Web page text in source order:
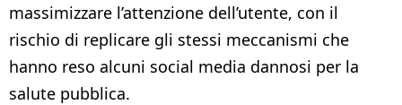
massimizzare l’attenzione dell’utente, con il
rischio di replicare gli stessi meccanismi che
hanno reso alcuni social media dannosi per la
salute pubblica.